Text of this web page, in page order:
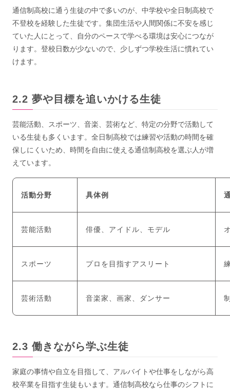
通信制高校に通う生徒の中で多いのが、中学校や全日制高校で
不登校を経験した生徒です。集団生活や人間関係に不安を感じ
ていた人にとって、自分のペースで学べる環境は安心につなが
ります。登校日数が少ないので、少しずつ学校生活に慣れてい
けます。
夢や目標を追いかける生徒
芸能活動、スポーツ、音楽、芸術など、特定の分野で活動して
いる生徒も多くいます。全日制高校では練習や活動の時間を確
保しにくいため、時間を自由に使える通信制高校を選ぶ人が増
えています。
活動分野 具体例
芸能活動 俳優、アイドル、モデル
スポーツ プロを目指すアスリート
芸術活動 音楽家、画家、ダンサー
働きながら学ぶ生徒
家庭の事情や自立を目指して、アルバイトや仕事をしながら高
校卒業を目指す生徒もいます。通信制高校なら仕事のシフトに